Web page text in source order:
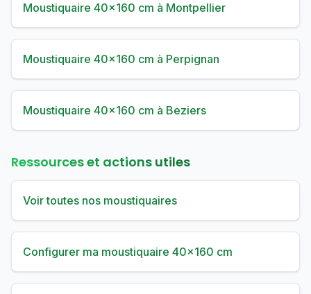
Moustiquaire 40×160 cm à Montpellier
Moustiquaire 40×160 cm à Perpignan
Moustiquaire 40×160 cm à Beziers
Ressources et actions utiles
Voir toutes nos moustiquaires
Configurer ma moustiquaire 40×160 cm